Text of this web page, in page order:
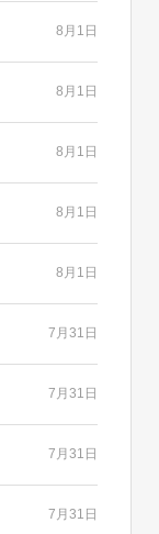
8月1日
8月1日
8月1日
8月1日
8月1日
7月31日
7月31日
7月31日
7月31日